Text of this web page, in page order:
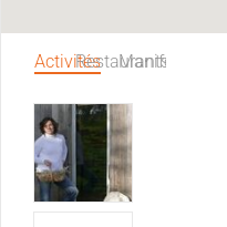
ActivitésRestaurantsManifestations